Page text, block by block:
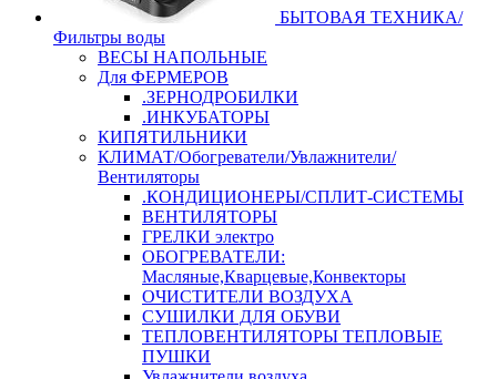
БЫТОВАЯ ТЕХНИКА/
Фильтры воды
ВЕСЫ НАПОЛЬНЫЕ
Для ФЕРМЕРОВ
.ЗЕРНОДРОБИЛКИ
.ИНКУБАТОРЫ
КИПЯТИЛЬНИКИ
КЛИМАТ/Обогреватели/Увлажнители/
Вентиляторы
.КОНДИЦИОНЕРЫ/СПЛИТ-СИСТЕМЫ
ВЕНТИЛЯТОРЫ
ГРЕЛКИ электро
ОБОГРЕВАТЕЛИ:
Масляные,Кварцевые,Конвекторы
ОЧИСТИТЕЛИ ВОЗДУХА
СУШИЛКИ ДЛЯ ОБУВИ
ТЕПЛОВЕНТИЛЯТОРЫ ТЕПЛОВЫЕ
ПУШКИ